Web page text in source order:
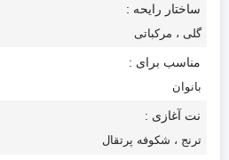
ساختار رایحه :
گلی ، مرکباتی
مناسب برای :
بانوان
نت آغازی :
ترنج ، شکوفه پرتقال